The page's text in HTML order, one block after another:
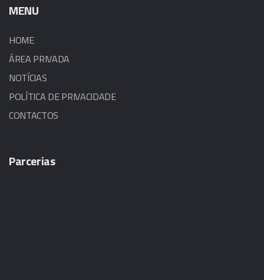
MENU
HOME
ÁREA PRIVADA
NOTÍCIAS
POLÍTICA DE PRIVACIDADE
CONTACTOS
Parcerias